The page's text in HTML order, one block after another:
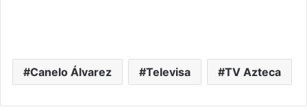
Canelo Álvarez Televisa TV Azteca